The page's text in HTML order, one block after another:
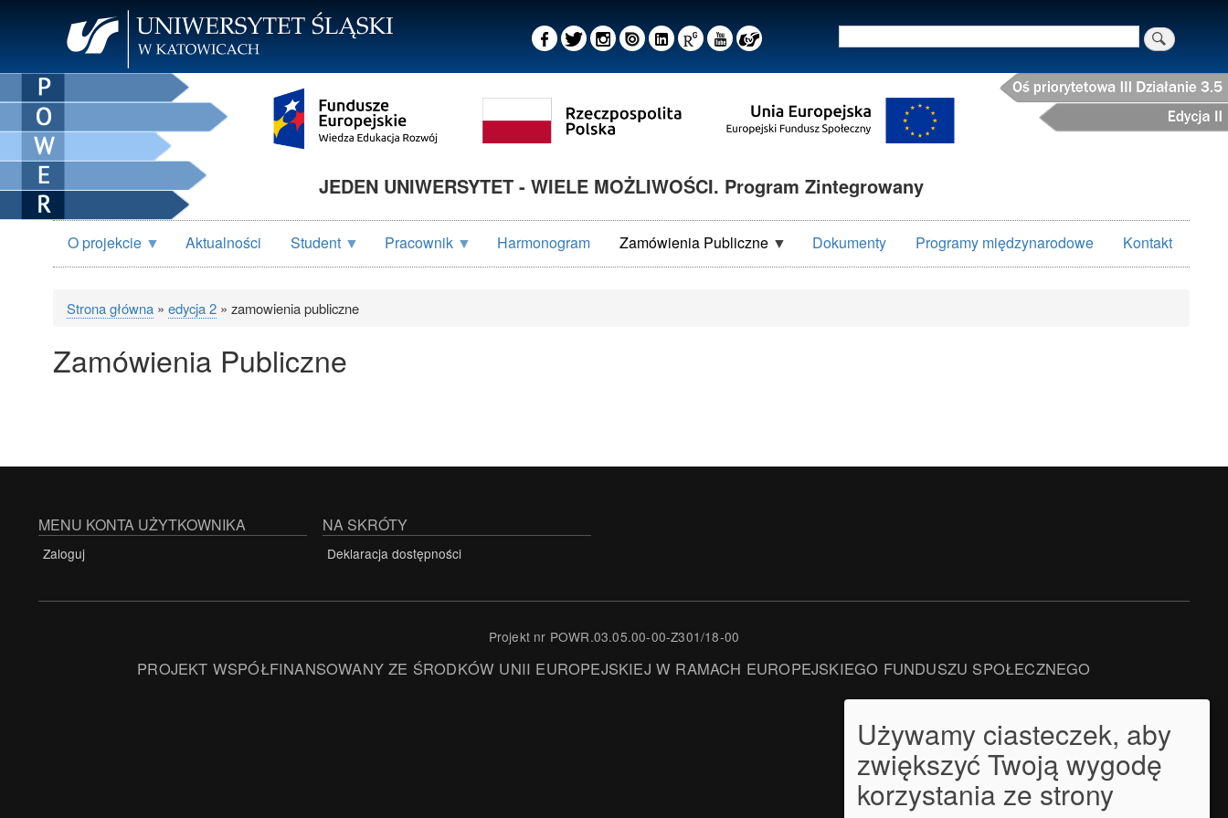
JEDEN UNIWERSYTET - WIELE MOŻLIWOŚCI. Program Zintegrowany
O projekcie Aktualności Student Pracownik Harmonogram Zamówienia Publiczne Dokumenty Programy międzynarodowe Kontakt
Ścieżka
nawigacyjna
Strona główna edycja 2 zamowienia publiczne
Zamówienia Publiczne
MENU KONTA UŻYTKOWNIKA
Zaloguj
NA SKRÓTY
Deklaracja dostępności
Projekt nr POWR.03.05.00-00-Z301/18-00
PROJEKT WSPÓŁFINANSOWANY ZE ŚRODKÓW UNII EUROPEJSKIEJ W RAMACH EUROPEJSKIEGO FUNDUSZU SPOŁECZNEGO
Używamy ciasteczek, aby
zwiększyć Twoją wygodę
korzystania ze strony